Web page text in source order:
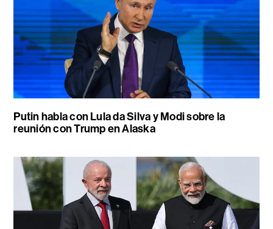
Putin habla con Lula da Silva y Modi sobre la
reunión con Trump en Alaska